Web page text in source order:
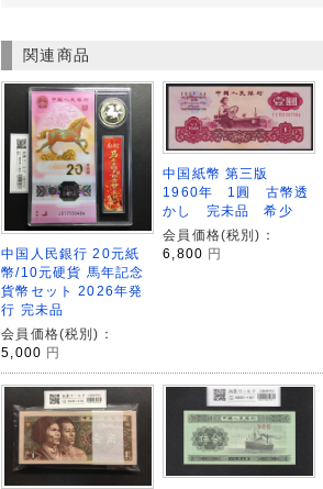
関連商品
中国人民銀行 20元紙
幣/10元硬貨 馬年記念
貨幣セット 2026年発
行 完未品
会員価格(税別)：
5,000 円
中国紙幣 第三版
1960年 1圓 古幣透
かし 完未品 希少
会員価格(税別)：
6,800 円